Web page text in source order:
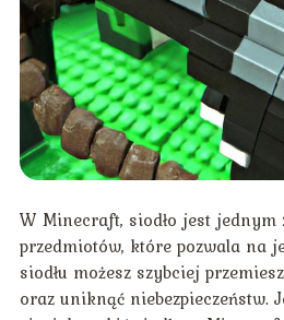
W Minecraft, siodło jest
przedmiotów, które pozwala na
siodłu możesz szybciej
oraz uniknąć niebezpieczeństw.